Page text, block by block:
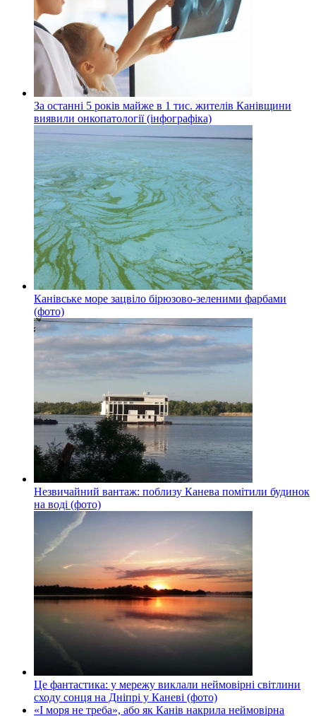
За останні 5 років майже в 1 тис. жителів Канівщини
виявили онкопатології (інфографіка)
Канівське море зацвіло бірюзово-зеленими фарбами
(фото)
Незвичайний вантаж: поблизу Канева помітили будинок
на воді (фото)
Це фантастика: у мережу виклали неймовірні світлини
сходу сонця на Дніпрі у Каневі (фото)
«І моря не треба», або як Канів накрила неймовірна